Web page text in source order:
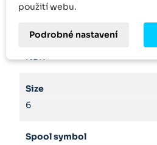
HL,HLP,HLPD,HVLP,HVLPD,HFC
Seals
NBR
Size
6
Spool symbol
použití webu.
Podrobné nastavení